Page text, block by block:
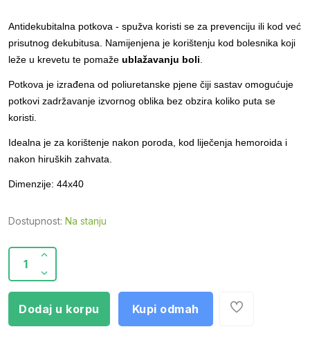
Antidekubitalna potkova - spužva koristi se za prevenciju ili kod već
prisutnog dekubitusa. Namijenjena je korištenju kod bolesnika koji
leže u krevetu te pomaže ublažavanju boli
Potkova je izrađena od poliuretanske pjene čiji sastav omogućuje
potkovi zadržavanje izvornog oblika bez obzira koliko puta se
koristi.
Idealna je za korištenje nakon poroda, kod liječenja hemoroida i
nakon hiruških zahvata.
Dimenzije: 44x40
Dostupnost: Na stanju
Dodaj u korpu Kupi odmah